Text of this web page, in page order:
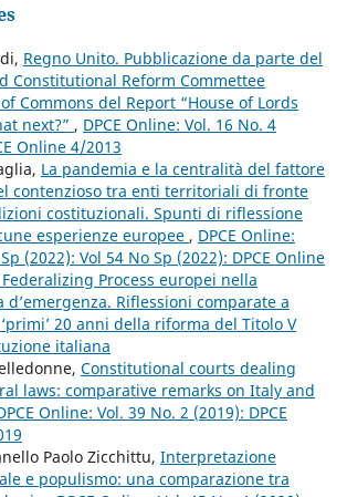
Regno Unito. Pubblicazione da parte del
Constitutional Reform Commettee
Commons del Report “House of Lords
next?” , DPCE Online: Vol. 16 No. 4
Online 4/2013
La pandemia e la centralità del fattore
contenzioso tra enti territoriali di fronte
costituzionali. Spunti di riflessione
esperienze europee , DPCE Online:
(2022): Vol 54 No Sp (2022): DPCE Online
Process europei nella
d’emergenza. Riflessioni comparate a
20 anni della riforma del Titolo V
italiana
Constitutional courts dealing
laws: comparative remarks on Italy and
Online: Vol. 39 No. 2 (2019): DPCE
Paolo Zicchittu, Interpretazione
e populismo: una comparazione tra